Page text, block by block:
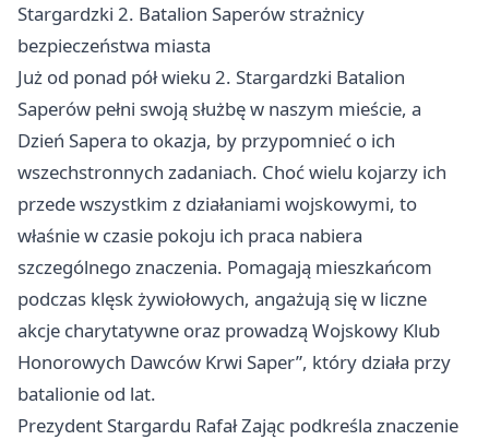
Stargardzki 2. Batalion Saperów strażnicy
bezpieczeństwa miasta
Już od ponad pół wieku 2. Stargardzki Batalion
Saperów pełni swoją służbę w naszym mieście, a
Dzień Sapera to okazja, by przypomnieć o ich
wszechstronnych zadaniach. Choć wielu kojarzy ich
przede wszystkim z działaniami wojskowymi, to
właśnie w czasie pokoju ich praca nabiera
szczególnego znaczenia. Pomagają mieszkańcom
podczas klęsk żywiołowych, angażują się w liczne
akcje charytatywne oraz prowadzą Wojskowy Klub
Honorowych Dawców Krwi Saper”, który działa przy
batalionie od lat.
Prezydent Stargardu Rafał Zając podkreśla znaczenie